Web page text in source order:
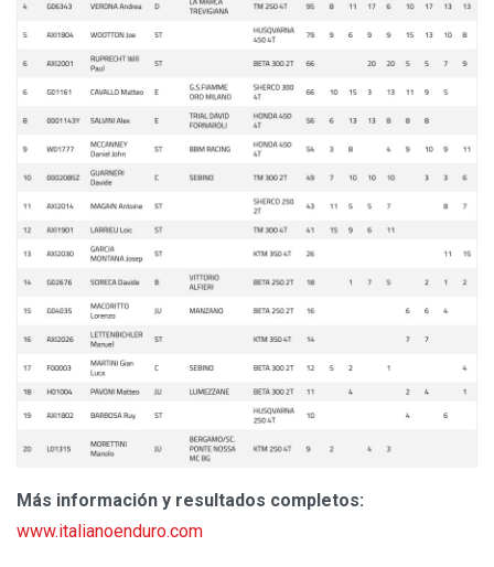
Más información y resultados completos:
www.italianoenduro.com